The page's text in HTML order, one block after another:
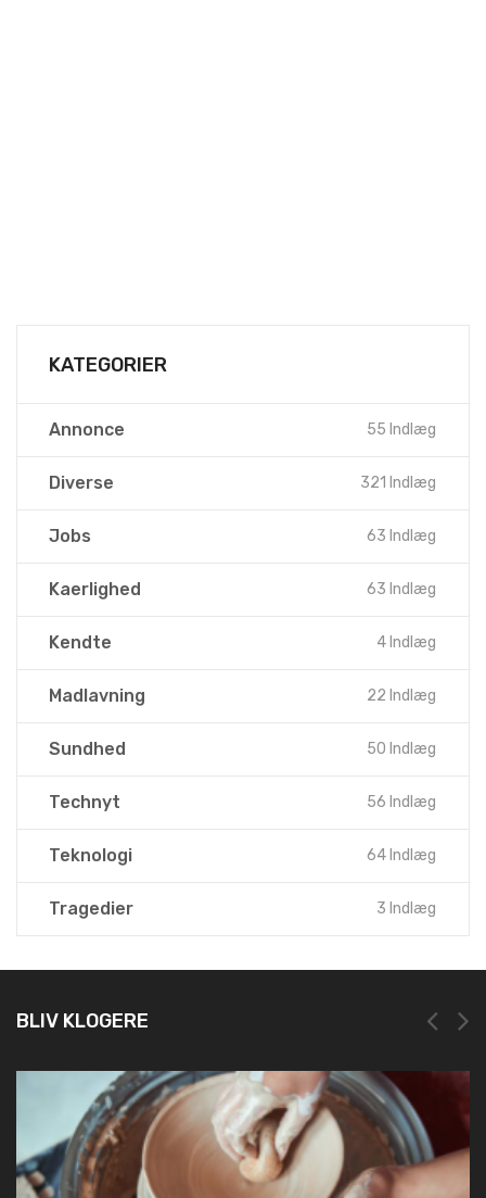
KATEGORIER
Annonce 55 Indlæg
Diverse 321 Indlæg
Jobs 63 Indlæg
Kaerlighed 63 Indlæg
Kendte 4 Indlæg
Madlavning 22 Indlæg
Sundhed 50 Indlæg
Technyt 56 Indlæg
Teknologi 64 Indlæg
Tragedier 3 Indlæg
BLIV KLOGERE
NEM OG HURTIG REGISTRERING HOS LEI
19. marts 2025